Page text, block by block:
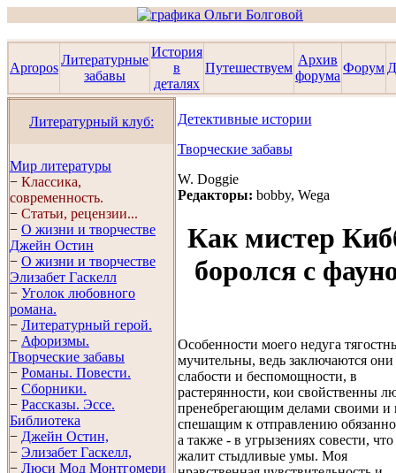
Apropos
Литературные
забавы
История
в
деталях
Путешествуем
Архив
форума
Форум
Литературный клуб:
Мир литературы
− Классика,
современность.
− Статьи, рецензии...
− О жизни и творчестве
Джейн Остин
− О жизни и творчестве
Элизабет Гaскелл
− Уголок любовного
романа.
− Литературный герой.
− Афоризмы.
Творческие забавы
− Романы. Повести.
− Сборники.
− Рассказы. Эссe.
Библиотека
− Джейн Остин,
− Элизабет Гaскелл,
− Люси Мод Монтгомери
Детективные истории
Творческие забавы
W. Doggie
Редакторы: bobby, Wega
Как мистер
боролся с
Особенности моего недуга
мучительны, ведь заключаются они
слабости и беспомощности, в
растерянности, кои свойственны
пренебрегающим делами своими и
спешащим к отправлению
а также - в угрызениях совести, что
жалит стыдливые умы. Моя